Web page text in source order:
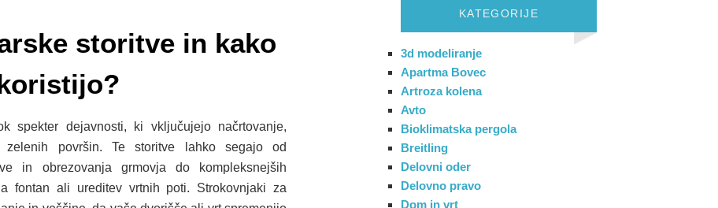
storitve in kako
spekter dejavnosti, ki vključujejo načrtovanje,
zelenih površin. Te storitve lahko segajo od
in obrezovanja grmovja do kompleksnejših
fontan ali ureditev vrtnih poti. Strokovnjaki za
KATEGORIJE
3d modeliranje
Apartma Bovec
Artroza kolena
Avto
Bioklimatska pergola
Breitling
Delovni oder
Delovno pravo
Dom in vrt